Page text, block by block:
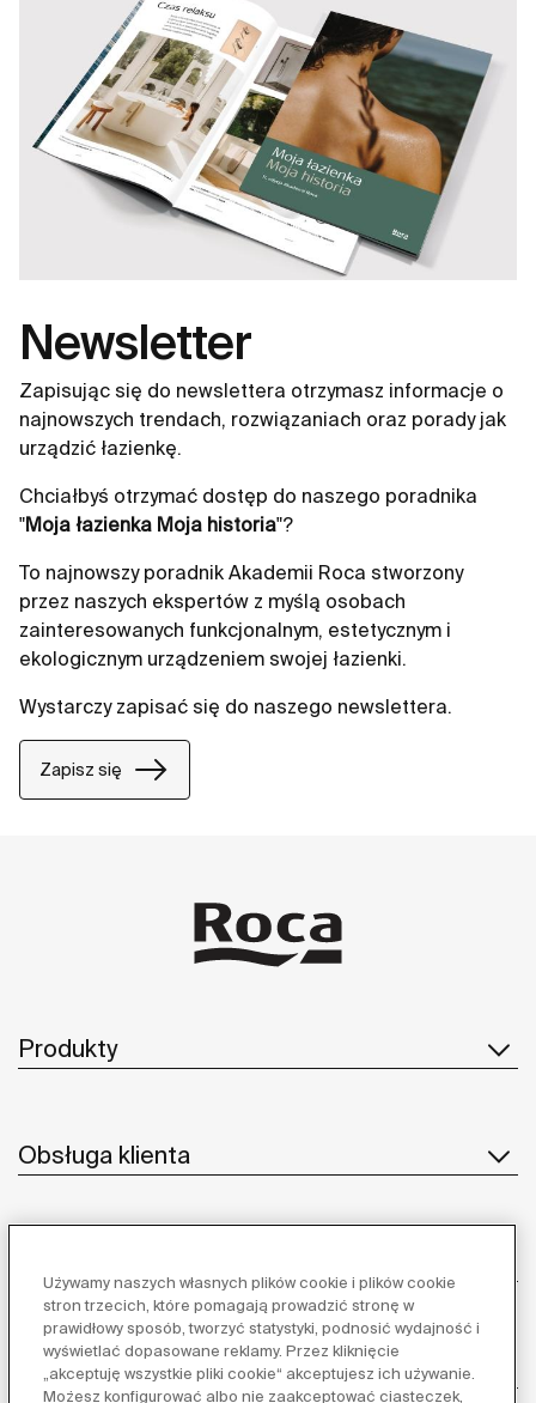
Newsletter
Zapisując się do newslettera otrzymasz informacje o
najnowszych trendach, rozwiązaniach oraz porady jak
urządzić łazienkę.
Chciałbyś otrzymać dostęp do naszego poradnika
"Moja łazienka Moja historia"?
To najnowszy poradnik Akademii Roca stworzony
przez naszych ekspertów z myślą osobach
zainteresowanych funkcjonalnym, estetycznym i
ekologicznym urządzeniem swojej łazienki.
Wystarczy zapisać się do naszego newslettera.
Zapisz się
Produkty
Obsługa klienta
Inspiracja
Używamy naszych własnych plików cookie i plików cookie
stron trzecich, które pomagają prowadzić stronę w
prawidłowy sposób, tworzyć statystyki, podnosić wydajność i
wyświetlać dopasowane reklamy. Przez kliknięcie
„akceptuję wszystkie pliki cookie“ akceptujesz ich używanie.
Możesz konfigurować albo nie zaakceptować ciasteczek,